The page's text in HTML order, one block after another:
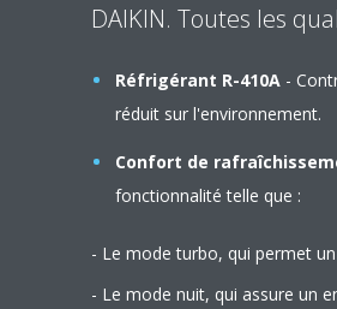
DAIKIN. Toutes les
Réfrigérant R-410A-
réduit sur l'environnement.
Confort de
fonctionnalité telle que :
- Le mode turbo, qui permet
- Le mode nuit, qui assure un